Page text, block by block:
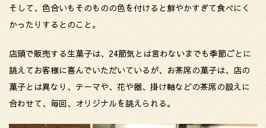
そして、色合いもそのものの色を付けると鮮やかすぎて食べにく
かったりするとのこと。
店頭で販売する生菓子は、24節気とは言わないまでも季節ごとに
誂えてお客様に喜んでいただいているが、お茶席の菓子は、店の
菓子とは異なり、テーマや、花や器、掛け軸などの茶席の設えに
合わせて、毎回、オリジナルを誂えられる。